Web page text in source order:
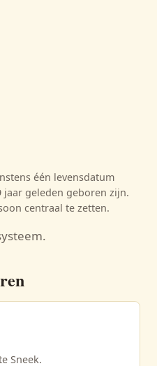
één levensdatum
jaar geleden geboren zijn.
centraal te zetten.
Sneek.